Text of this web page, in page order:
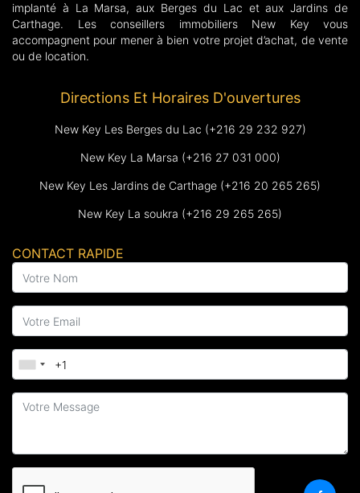
implanté à La Marsa, aux Berges du Lac et aux Jardins de
Carthage. Les conseillers immobiliers New Key vous
accompagnent pour mener à bien votre projet d’achat, de vente
ou de location.
Directions Et Horaires D'ouvertures
New Key Les Berges du Lac (+216 29 232 927)
New Key La Marsa (+216 27 031 000)
New Key Les Jardins de Carthage (+216 20 265 265)
New Key La soukra (+216 29 265 265)
CONTACT RAPIDE